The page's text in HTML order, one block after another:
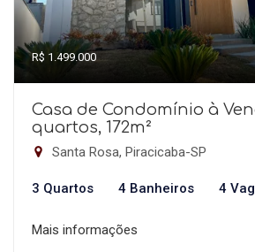
R$ 1.499.000
Casa de Condomínio à
quartos, 172m²
Santa Rosa, Piracicaba-SP
3 Quartos 4 Banheiros 4
Mais informações